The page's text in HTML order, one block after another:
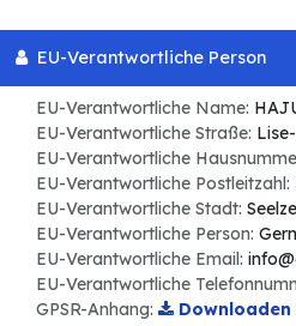
EU-Verantwortliche Person
EU-Verantwortliche Name:
EU-Verantwortliche Straße:
EU-Verantwortliche
EU-Verantwortliche Postleitzahl:
EU-Verantwortliche Stadt: Seelze
EU-Verantwortliche Person:
EU-Verantwortliche Email:
EU-Verantwortliche
GPSR-Anhang:
Downloaden